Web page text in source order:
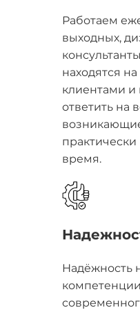
Работаем
выходных,
находятся
клиентами и
ответить на
время.
Надёжность